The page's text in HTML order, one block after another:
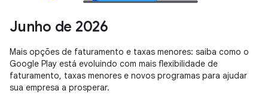
Junho de 2026
Mais opções de faturamento e taxas menores: saiba como o
Google Play está evoluindo com mais flexibilidade de
faturamento, taxas menores e novos programas para ajudar
sua empresa a prosperar.